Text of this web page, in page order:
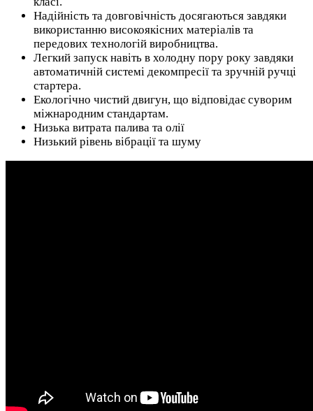
Надійність та довговічність досягаються завдяки
використанню високоякісних матеріалів та
передових технологій виробництва.
Легкий запуск навіть в холодну пору року завдяки
автоматичній системі декомпресії та зручній ручці
стартера.
Екологічно чистий двигун, що відповідає суворим
міжнародним стандартам.
Низька витрата палива та олії
Низький рівень вібрації та шуму